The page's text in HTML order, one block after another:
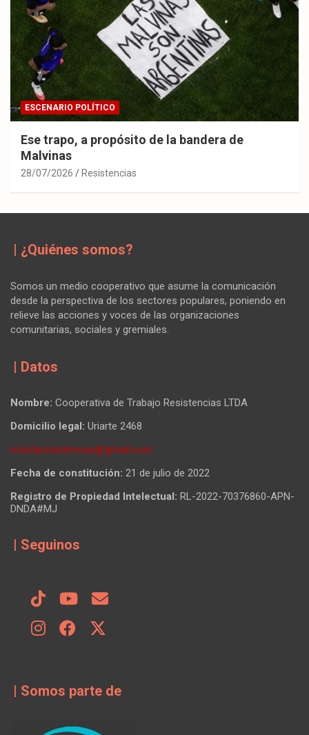
ESCENARIO POLÍTICO
Ese trapo, a propósito de la bandera de
Malvinas
28/07/2026 Resistencias
| ¿Quiénes somos?
Somos un medio cooperativo que asume la comunicación
desde la perspectiva de los sectores populares, poniendo en
relieve las acciones y voces de las organizaciones
comunitarias, sociales y gremiales.
| Datos
Nombre: Cooperativa de Trabajo Resistencias LTDA
Domicilio legal: Uriarte 2468
revistaresistencias@gmail.com
Fecha de constitución: 21 de julio de 2022
Registro de Propiedad Intelectual: RL-2022-70376860-APN-
DNDA#MJ
| Seguinos
| Somos parte de